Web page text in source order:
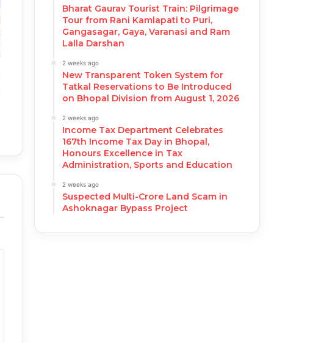
Bharat Gaurav Tourist Train: Pilgrimage
Tour from Rani Kamlapati to Puri,
Gangasagar, Gaya, Varanasi and Ram
Lalla Darshan
2 weeks ago
New Transparent Token System for
Tatkal Reservations to Be Introduced
on Bhopal Division from August 1, 2026
2 weeks ago
Income Tax Department Celebrates
167th Income Tax Day in Bhopal,
Honours Excellence in Tax
Administration, Sports and Education
2 weeks ago
Suspected Multi-Crore Land Scam in
Ashoknagar Bypass Project